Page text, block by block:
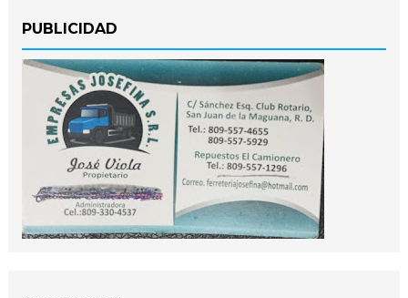
PUBLICIDAD